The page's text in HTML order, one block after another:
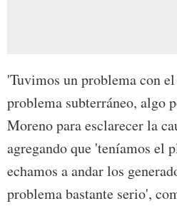
'Tuvimos un problema con
problema subterráneo, algo
Moreno para esclarecer la
agregando que 'teníamos el
echamos a andar los
problema bastante serio',